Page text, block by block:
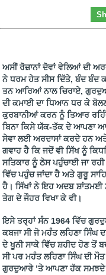
ਅਸੀਂ ਰੋਜ਼ਾਨਾਂ ਦੋਵਾਂ ਵੇਲਿਆਂ ਦੀ
ਨੇ ਧਰਮ ਹੇਤ ਸੀਸ ਦਿੱਤੇ, ਬੰਦ ਬੰਦ
ਤਨ ਆਰਿਆਂ ਨਾਲ ਚਿਰਾਏ,
ਦੀ ਕਮਾਈ ਦਾ ਧਿਆਨ ਧਰ ਕੇ
ਕੁਰਬਾਨੀਆਂ ਕਰਨ ਨੂੰ ਤਿਆਰ
ਬਿਨਾ ਕਿਸੇ ਯੱਕ-ਤੱਕ ਦੇ ਆਪਣਾ
ਸੇਵਾ ਲਈ ਅਰਦਾਸਾਂ ਕਰਦੇ ਹਨ
ਗਵਾਹ ਹੈ ਕਿ ਜਦੋਂ ਵੀ ਸਿੱਖ ਨੂੰ
ਸਤਿਕਾਰ ਨੂੰ ਠੇਸ ਪਹੁੰਚਾਈ ਜਾ
ਵਿੱਚ ਪਹੁੰਚ ਜਾਂਦਾ ਹੈ ਅਤੇ ਗੁਰੂ
ਹੈ। ਸਿੱਖਾਂ ਨੇ ਇਹ ਅਦਬ ਸ਼ਾਂਤਮਈ
ਤੇਗ ਦੇ ਜੌਹਰ ਵਿਖਾ ਕੇ ਵੀ।
ਇਸੇ ਤਰ੍ਹਾਂ ਸੰਨ 1964 ਵਿੱਚ
ਕਬਜਾ ਸੀ ਜੋ ਮਹੰਤ ਲਹਿਣਾ ਸਿੰਘ
ਦੇ ਖੂਨੀ ਸਾਕੇ ਵਿੱਚ ਸ਼ਹੀਦ ਹੋਣ ਤੋਂ
ਸੀ ਪਰ ਮਹੰਤ ਲਹਿਣਾ ਸਿੰਘ ਦੀ
ਗੁਰਦੁਆਰੇ ’ਤੇ ਆਪਣਾ ਹੱਕ